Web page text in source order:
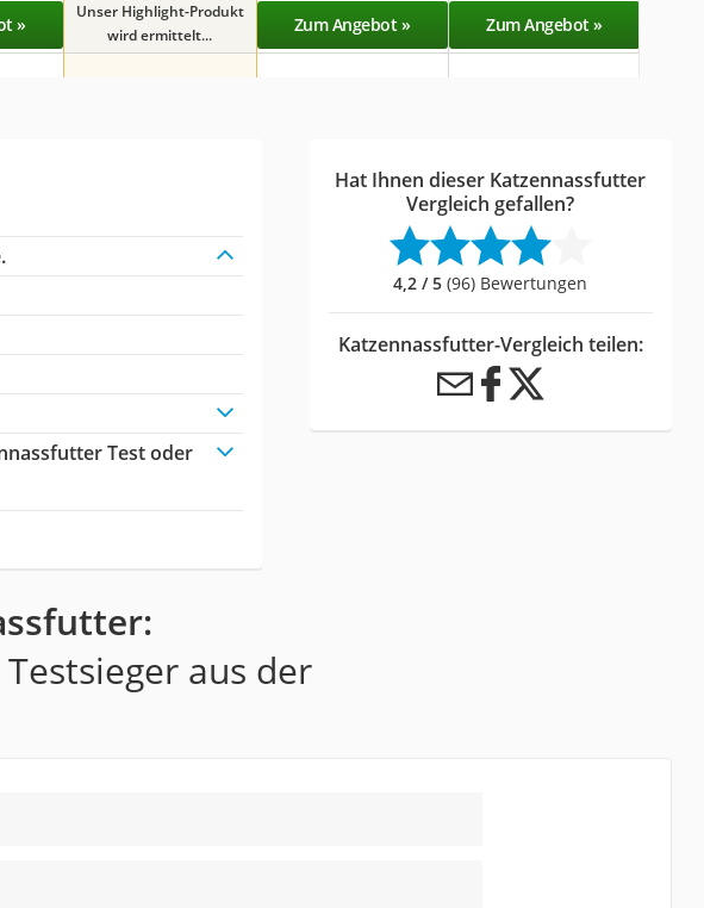
»
Unser Highlight-Produkt
wird ermittelt...
Zum Angebot » Zum Angebot »
Test oder
Hat Ihnen dieser Katzennassfutter
Vergleich gefallen?
4,2 / 5 (96) Bewertungen
Katzennassfutter-Vergleich teilen:
aus der